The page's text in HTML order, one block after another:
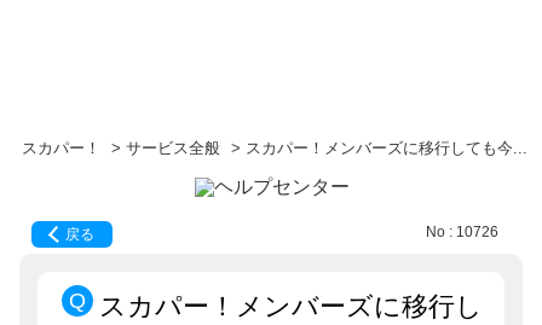
スカパー！ > サービス全般 > スカパー！メンバーズに移行しても今...
戻る No : 10726
スカパー！メンバーズに移行し